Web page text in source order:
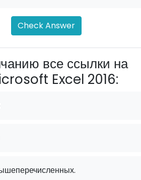
Check Answer
все ссылки на
Excel 2016: